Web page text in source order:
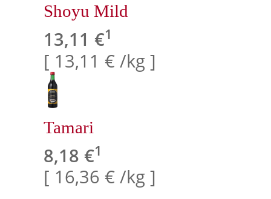
Shoyu Mild
13,11 €1
[ 13,11 € /kg ]
Tamari
8,18 €1
[ 16,36 € /kg ]